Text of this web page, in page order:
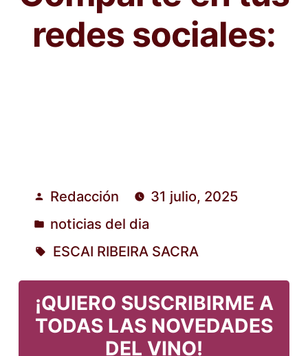
redes sociales:
Publicado
por
Redacción 31 julio, 2025
Publicado
en
noticias del dia
ESCAI RIBEIRA SACRA
¡QUIERO SUSCRIBIRME A
TODAS LAS NOVEDADES
DEL VINO!